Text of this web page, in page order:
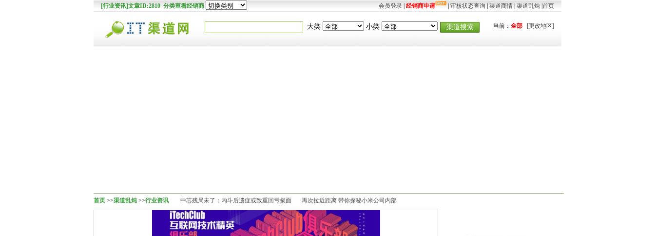
[行业资讯]文章ID:2810 分类查看经销商 会员登录 经销商申请 审核状态查询 渠道商情 渠道乱炖 首页
大类 小类 渠道搜索 当前： 全部 [更改地区]
首页 >>渠道乱炖>>行业资讯 中芯残局未了：内斗后遗症或致重回亏损面 再次拉近距离 带你探秘小米公司内部